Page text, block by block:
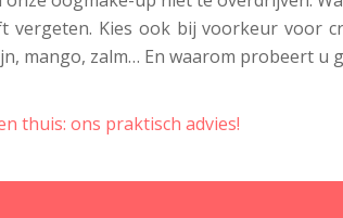
vergeten. Kies ook bij voorkeur voor
mango, zalm… En waarom probeert
thuis: ons praktisch advies!